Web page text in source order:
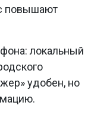
повышают
локальный
удобен, но